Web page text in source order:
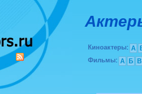
Киноактеры: А
Фильмы: А Б В